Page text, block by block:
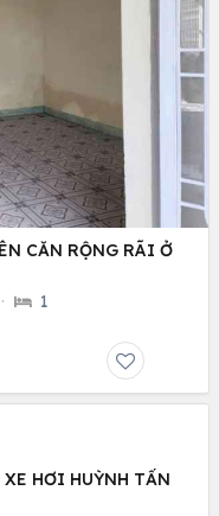
CĂN RỘNG RÃI Ở
· 1
XE HƠI HUỲNH TẤN